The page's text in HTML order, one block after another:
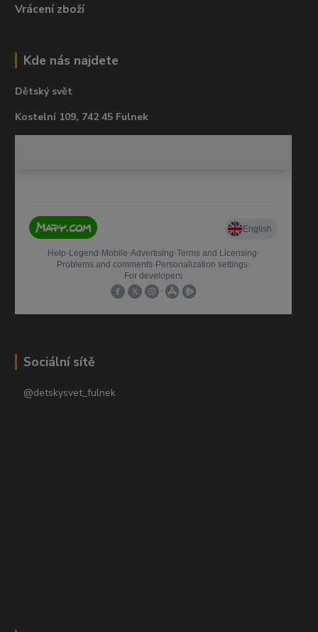
Vrácení zboží
Kde nás najdete
Dětský svět
Kostelní 109, 742 45 Fulnek
Sociální sítě
@detskysvet_fulnek